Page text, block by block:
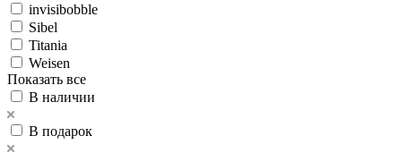
invisibobble
Sibel
Titania
Weisen
Показать все
В наличии
В подарок